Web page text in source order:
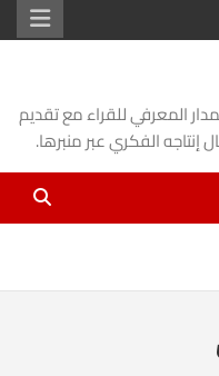
المعرفي للقراء مع تقديم
الفكري عبر منبرها.